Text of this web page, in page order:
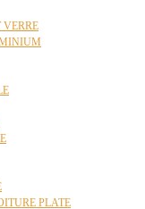
PLATE